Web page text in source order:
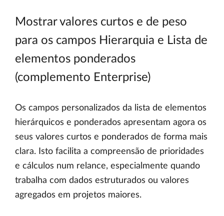
Mostrar valores curtos e de peso
para os campos Hierarquia e Lista de
elementos ponderados
(complemento Enterprise)
Os campos personalizados da lista de elementos
hierárquicos e ponderados apresentam agora os
seus valores curtos e ponderados de forma mais
clara. Isto facilita a compreensão de prioridades
e cálculos num relance, especialmente quando
trabalha com dados estruturados ou valores
agregados em projetos maiores.